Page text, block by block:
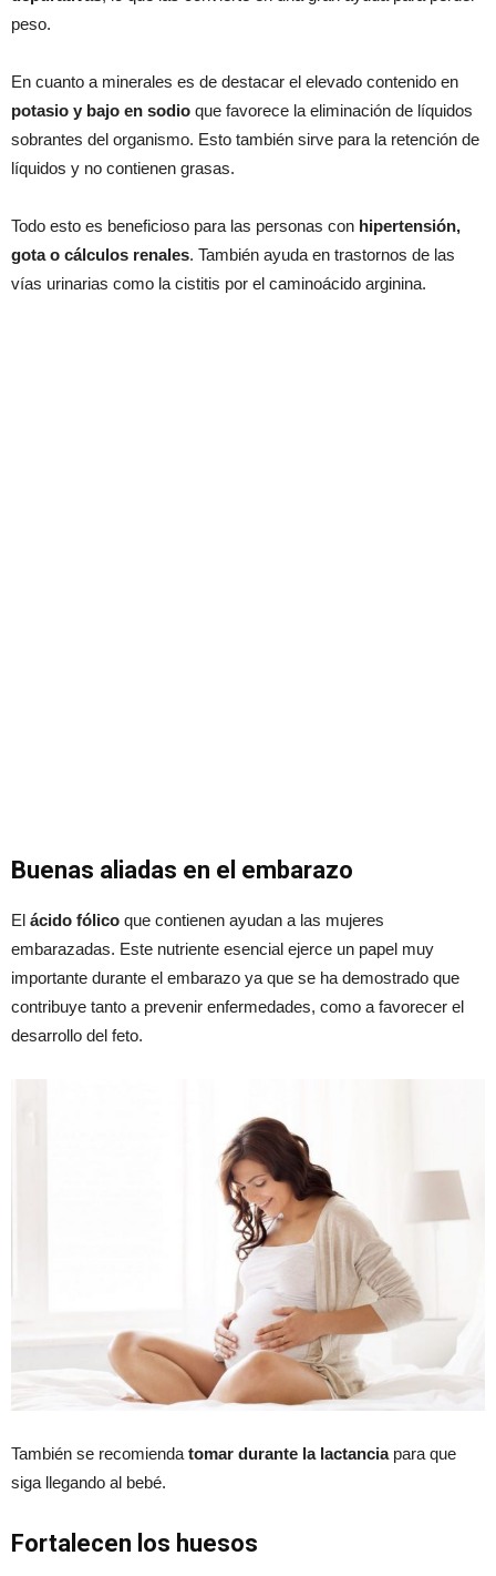
peso.
En cuanto a minerales es de destacar el elevado contenido en
potasio y bajo en sodio que favorece la eliminación de líquidos
sobrantes del organismo. Esto también sirve para la retención de
líquidos y no contienen grasas.
Todo esto es beneficioso para las personas con hipertensión,
gota o cálculos renales. También ayuda en trastornos de las
vías urinarias como la cistitis por el caminoácido arginina.
Buenas aliadas en el embarazo
El ácido fólico que contienen ayudan a las mujeres
embarazadas. Este nutriente esencial ejerce un papel muy
importante durante el embarazo ya que se ha demostrado que
contribuye tanto a prevenir enfermedades, como a favorecer el
desarrollo del feto.
También se recomienda tomar durante la lactanciapara que
siga llegando al bebé.
Fortalecen los huesos